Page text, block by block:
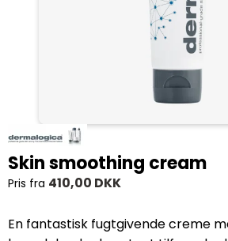
Skin smoothing cream
Pris fra 410,00 DKK
En fantastisk fugtgivende creme